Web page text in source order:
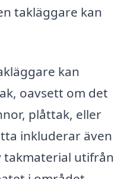
takläggare kan
kan
oavsett om det
plåttak, eller
inkluderar även
takmaterial utifrån